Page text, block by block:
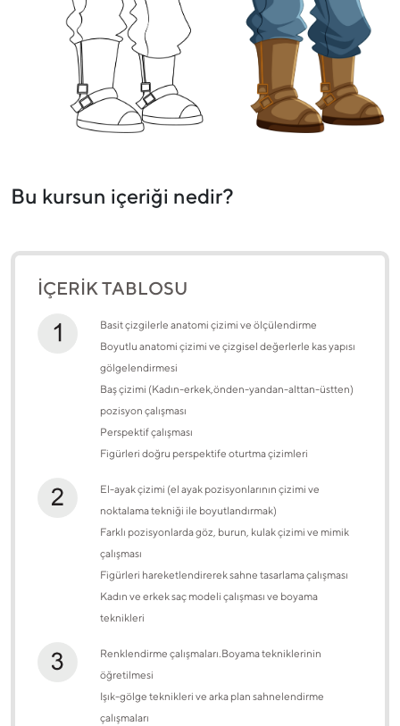
Bu kursun içeriği nedir?
İÇERİK TABLOSU
Basit çizgilerle anatomi çizimi ve ölçülendirme
Boyutlu anatomi çizimi ve çizgisel değerlerle kas yapısı
gölgelendirmesi
Baş çizimi (Kadın-erkek,önden-yandan-alttan-üstten)
pozisyon çalışması
Perspektif çalışması
Figürleri doğru perspektife oturtma çizimleri
El-ayak çizimi (el ayak pozisyonlarının çizimi ve
noktalama tekniği ile boyutlandırmak)
Farklı pozisyonlarda göz, burun, kulak çizimi ve mimik
çalışması
Figürleri hareketlendirerek sahne tasarlama çalışması
Kadın ve erkek saç modeli çalışması ve boyama
teknikleri
Renklendirme çalışmaları.Boyama tekniklerinin
öğretilmesi
Işık-gölge teknikleri ve arka plan sahnelendirme
çalışmaları